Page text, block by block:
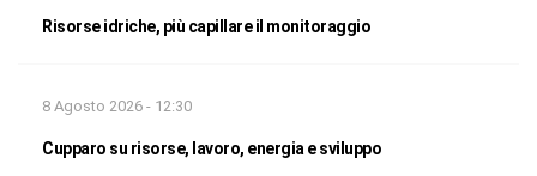
Risorse idriche, più capillare il monitoraggio
8 Agosto 2026 - 12:30
Cupparo su risorse, lavoro, energia e sviluppo